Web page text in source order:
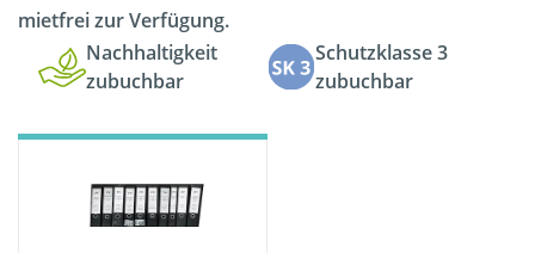
mietfrei zur Verfügung.
Nachhaltigkeit
zubuchbar
Schutzklasse 3
zubuchbar